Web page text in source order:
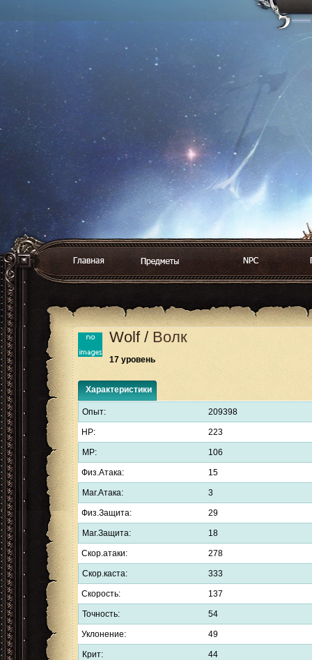
Wolf/ Волк
17 уровень
Характеристики
Опыт: 209398
HP: 223
MP: 106
Физ.Атака: 15
Маг.Атака: 3
Физ.Защита: 29
Маг.Защита: 18
Скор.атаки: 278
Скор.каста: 333
Скорость: 137
Точность: 54
Уклонение: 49
Крит: 44